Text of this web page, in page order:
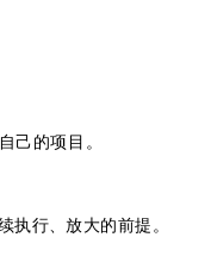
己的项目。
执行、放大的前提。